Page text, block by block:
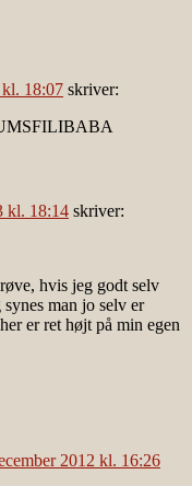
kl. 18:07 skriver:
kl. 18:14 skriver:
hvis jeg godt selv
man jo selv er
er ret højt på min egen
2012 kl. 16:26